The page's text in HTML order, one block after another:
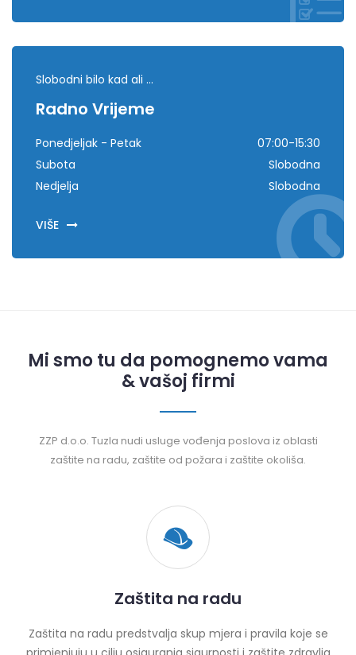
Slobodni bilo kad ali ...
Radno Vrijeme
Ponedjeljak - Petak
07:00-15:30
Subota
Slobodna
Nedjelja
Slobodna
VIŠE
Mi smo tu da pomognemo vama
& vašoj firmi
ZZP d.o.o. Tuzla nudi usluge vođenja poslova iz oblasti
zaštite na radu, zaštite od požara i zaštite okoliša.
Zaštita na radu
Zaštita na radu predstvalja skup mjera i pravila koje se